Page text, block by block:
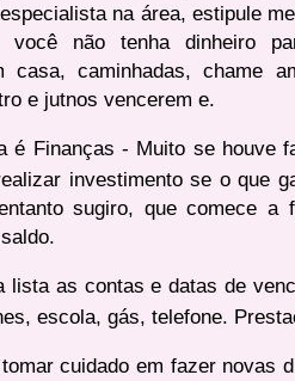
na área, estipule
você não tenha dinheiro
casa, caminhadas, chame
e jutnos vencerem e.
é Finanças - Muito se houve
investimento se o que
sugiro, que comece
lista as contas e datas de
escola, gás, telefone.
cuidado em fazer novas